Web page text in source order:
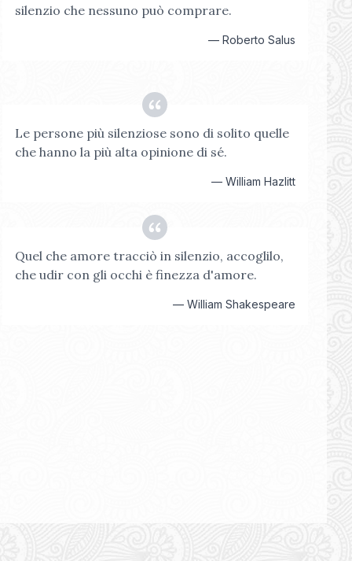
silenzio che nessuno può comprare.
— Roberto Salus
Le persone più silenziose sono di solito quelle
che hanno la più alta opinione di sé.
— William Hazlitt
Quel che amore tracciò in silenzio, accoglilo,
che udir con gli occhi è finezza d'amore.
— William Shakespeare